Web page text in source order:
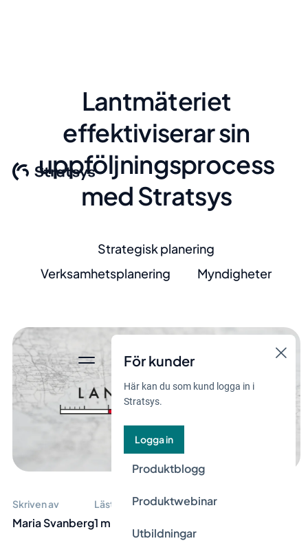
För kunder
Här kan du som kund logga in i
Stratsys.
Logga in
Produktblogg
Produktwebinar
Utbildningar
Lantmäteriet
effektiviserar sin
uppföljningsprocess
med Stratsys
Strategisk planering
Verksamhetsplanering
Myndigheter
Skriven av
Maria Svanberg
Lästid
1 min